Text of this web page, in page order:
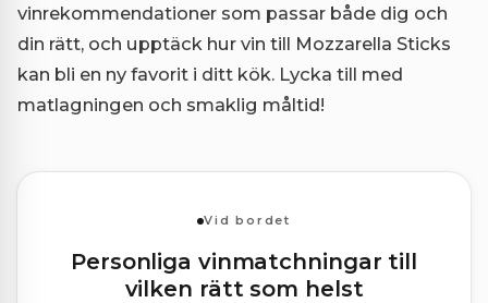
vinrekommendationer som passar både dig och
din rätt, och upptäck hur vin till Mozzarella Sticks
kan bli en ny favorit i ditt kök. Lycka till med
matlagningen och smaklig måltid!
Vid bordet
Personliga vinmatchningar till
vilken rätt som helst